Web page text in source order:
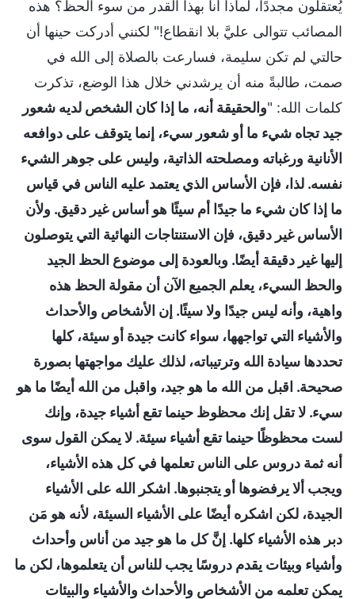
يُعتقلون مجددًا، لماذا أنا بهذا القدر من سوء الحظ؟ هذه
المصائب تتوالى عليَّ بلا انقطاع!" لكنني أدركت حينها أن
حالتي لم تكن سليمة، فسارعت بالصلاة إلى الله في
صمت، طالبةً منه أن يرشدني خلال هذا الوضع، تذكرت
كلمات الله: "والحقيقة أنه، ما إذا كان الشخص لديه شعور
جيد تجاه شيء ما أو شعور سيء، إنما يتوقف على دوافعه
الأنانية ورغباته ومصلحته الذاتية، وليس على جوهر الشيء
نفسه. لذا، فإن الأساس الذي يعتمد عليه الناس في قياس
ما إذا كان شيء ما جيدًا أم سيئًا هو أساس غير دقيق. ولأن
الأساس غير دقيق، فإن الاستنتاجات النهائية التي يتوصلون
إليها غير دقيقة أيضًا. وبالعودة إلى موضوع الحظ الجيد
والحظ السيء، يعلم الجميع الآن أن مقولة الحظ هذه
واهية، وأنه ليس جيدًا ولا سيئًا. إن الأشخاص والأحداث
والأشياء التي تواجهها، سواء كانت جيدة أو سيئة، كلها
تحددها سيادة الله وترتيباته، لذلك عليك مواجهتها بصورة
صحيحة. اقبل من الله ما هو جيد، واقبل من الله أيضًا ما هو
سيء. لا تقل إنك محظوظ حينما تقع أشياء جيدة، وإنك
لست محظوظًا حينما تقع أشياء سيئة. لا يمكن القول سوى
أنه ثمة دروس على الناس تعلمها في كل هذه الأشياء،
ويجب ألا يرفضوها أو يتجنبوها. اشكر الله على الأشياء
الجيدة، لكن اشكره أيضًا على الأشياء السيئة، لأنه هو مَن
دبر هذه الأشياء كلها. إنَّ كل ما هو جيد من أناس وأحداث
وأشياء وبيئات يقدم دروسًا يجب للناس أن يتعلموها، لكن ما
يمكن تعلمه من الأشخاص والأحداث والأشياء والبيئات